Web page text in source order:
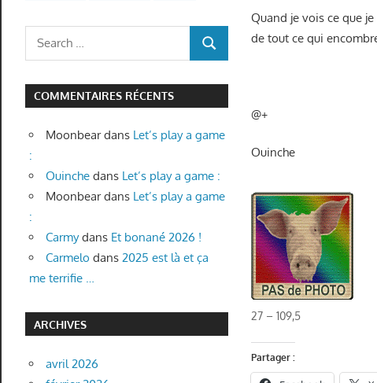
Quand je vois ce que
de tout ce qui
@+
Ouinche
27 – 109,5
Partager :
Search
SEARCH
COMMENTAIRES RÉCENTS
Moonbeardans Let’s play a game
:
Ouinchedans Let’s play a game :
Moonbeardans Let’s play a game
:
Carmydans Et bonané 2026 !
Carmelo dans 2025 est là et ça
me terrifie …
ARCHIVES
avril 2026